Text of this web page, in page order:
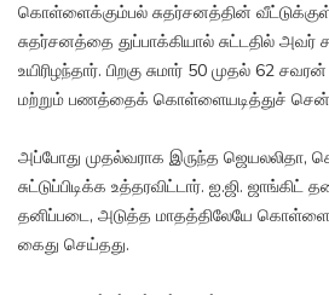
கொள்ளைக்கும்பல் சுதர்சனத்தின் வீட்டுக்குள்
சுதர்சனத்தை துப்பாக்கியால் சுட்டதில்
உயிரிழந்தார். பிறகு சுமார் 50 முதல் 62
மற்றும் பணத்தைக் கொள்ளையடித்துச்
அப்போது முதல்வராக இருந்த
சுட்டுப்பிடிக்க உத்தரவிட்டார். ஐ.ஜி.
தனிப்படை, அடுத்த மாதத்திலேயே
கைது செய்தது.